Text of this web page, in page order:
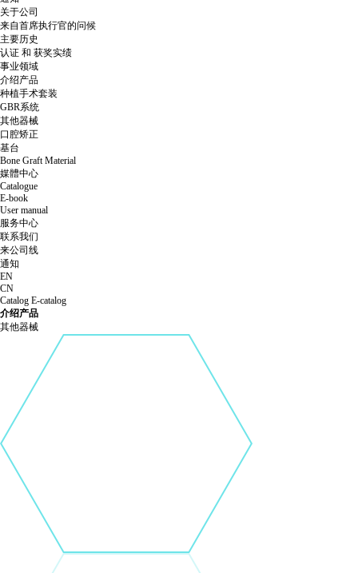
关于公司
来自首席执行官的问候
主要历史
认证 和 获奖实绩
事业领域
介绍产品
种植手术套装
GBR系统
其他器械
口腔矫正
基台
Bone Graft Material
媒體中心
Catalogue
E-book
User manual
服务中心
联系我们
来公司线
通知
EN
CN
Catalog E-catalog
介绍产品
其他器械